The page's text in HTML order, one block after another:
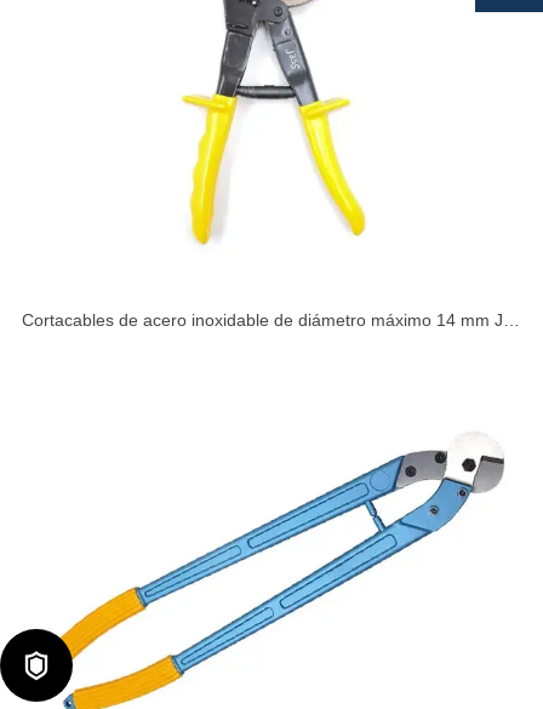
Cortacables de acero inoxidable de diámetro máximo 14 mm J-
